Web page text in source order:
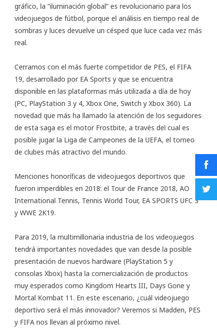
gráfico, la “iluminación global” es revolucionario para los
videojuegos de fútbol, porque el análisis en tiempo real de
sombras y luces devuelve un césped que luce cada vez más
real.
Cerramos con el más fuerte competidor de PES, el FIFA
19, desarrollado por EA Sports y que se encuentra
disponible en las plataformas más utilizada a día de hoy
(PC, PlayStation 3 y 4, Xbox One, Switch y Xbox 360). La
novedad que más ha llamado la atención de los seguidores
de esta saga es el motor Frostbite, a través del cual es
posible jugar la Liga de Campeones de la UEFA, el torneo
de clubes más atractivo del mundo.
Menciones honoríficas de videojuegos deportivos que
fueron imperdibles en 2018: el Tour de France 2018, AO
International Tennis, Tennis World Tour, EA SPORTS UFC 3
y WWE 2K19.
Para 2019, la multimillonaria industria de los videojuegos
tendrá importantes novedades que van desde la posible
presentación de nuevos hardware (PlayStation 5 y
consolas Xbox) hasta la comercialización de productos
muy esperados como Kingdom Hearts III, Days Gone y
Mortal Kombat 11. En este escenario, ¿cuál videojuego
deportivo será el más innovador? Veremos si Madden, PES
y FIFA nos llevan al próximo nivel.